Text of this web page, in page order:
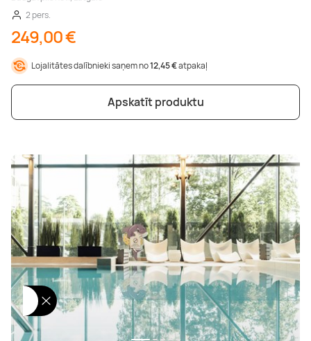
2 pers.
249,00 €
Lojalitātes dalībnieki saņem no12,45 €atpakaļ
Apskatīt produktu